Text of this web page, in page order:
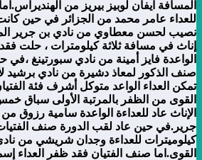
المسافة ايفان لوبيز بيريز من
للعداء عامر محمد من الجزائر في حين كانت
نصيب لحسن معطاوي من نادي بن جرير
إناث في مسافة ثلاثة كيلومترات ، حلت
الواعدة فايز أمينة من نادي سبورتينغ
صنف الذكور لمعاذ دشيرة من نادي برشيد
تمكن العداء الواعد متوكل أشرف فئة
القوى من الظفر بالمرتبة الأولى سباق
الإناث عاد للعداءة الواعدة سامية رزوق
جرير.في حين عاد لقب الدورة صنف
كيلوميترات للعداءة وجدان شريشي من
القوى.اما صنف الفتيان فقد ظفر العداء